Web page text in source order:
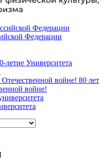
Федерации
летие Университета
80 лет
войне!